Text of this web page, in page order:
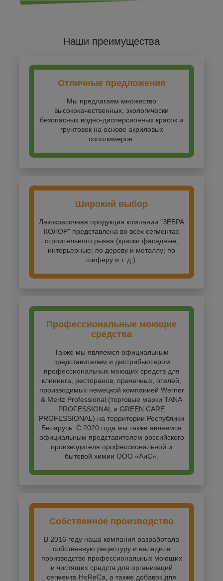
Наши преимущества
Отличные предложения
Мы предлагаем множество
высококачественных, экологически
безопасных водно-дисперсионных красок и
грунтовок на основе акриловых
сополимеров.
Широкий выбор
Лакокрасочная продукция компании "ЗЕБРА
КОЛОР" представлена во всех сегментах
строительного рынка (краски фасадные;
интерьерные; по дереву и металлу; по
шиферу и т. д.).
Профессиональные моющие
средства
Также мы являемся официальным
представителем и дистрибьютером
профессиональных моющих средств для
клининга, ресторанов, прачечных, отелей,
производимых немецкой компанией Werner
& Mertz Professional (торговые марки TANA
PROFESSIONAL и GREEN CARE
PROFESSIONAL) на территории Республики
Беларусь. С 2020 года мы также являемся
официальным представителем российского
производителя профессиональной и
бытовой химии ООО «АиС».
Собственное производство
В 2016 году наша компания разработала
собственную рецептуру и наладила
производство профессиональных моющих
и чистящих средств для организаций
сегмента HoReCa, а также добавок для